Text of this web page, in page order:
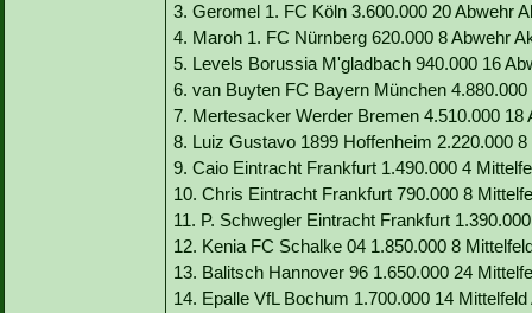
3. Geromel 1. FC Köln 3.600.000 20 Abwehr
4. Maroh 1. FC Nürnberg 620.000 8 Abwehr
5. Levels Borussia M'gladbach 940.000 16
6. van Buyten FC Bayern München
7. Mertesacker Werder Bremen 4.510.000 18
8. Luiz Gustavo 1899 Hoffenheim 2.220.000
9. Caio Eintracht Frankfurt 1.490.000 4
10. Chris Eintracht Frankfurt 790.000 8
11. P. Schwegler Eintracht Frankfurt
12. Kenia FC Schalke 04 1.850.000 8
13. Balitsch Hannover 96 1.650.000 24
14. Epalle VfL Bochum 1.700.000 14